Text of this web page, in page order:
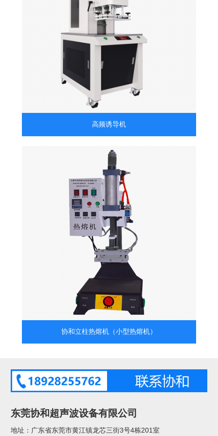
高频诱导机
协和立柱热熔机（小型热熔机）
东莞协和超声波设备有限公司
地址：广东省东莞市黄江镇龙芯三街3号4栋201室